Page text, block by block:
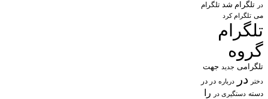
در تلگرام شد تلگرام
می تلگرام کرد
تلگرام
گروه
تلگرامی جدید جهت
دختر در درباره در در
دسته دستگیری در را